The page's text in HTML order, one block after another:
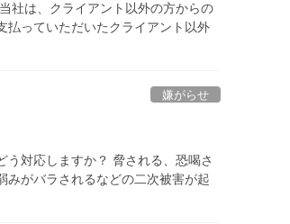
社は、クライアント以外の方からの
払っていただいたクライアント以外
嫌がらせ
対応しますか？ 脅される、恐喝さ
みがバラされるなどの二次被害が起